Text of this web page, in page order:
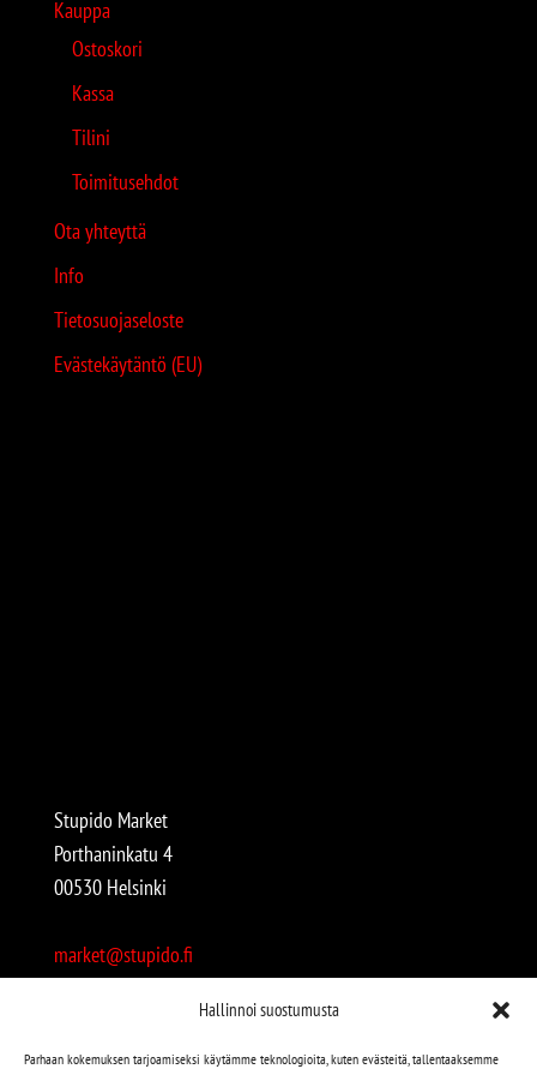
Hallinnoi suostumusta
Parhaan kokemuksen tarjoamiseksi käytämme teknologioita, kuten evästeitä, tallentaaksemme
Kauppa
Ostoskori
Kassa
Tilini
Toimitusehdot
Ota yhteyttä
Info
Tietosuojaseloste
Evästekäytäntö (EU)
Stupido Market
Porthaninkatu 4
00530 Helsinki
market@stupido.fi
Avoinna: